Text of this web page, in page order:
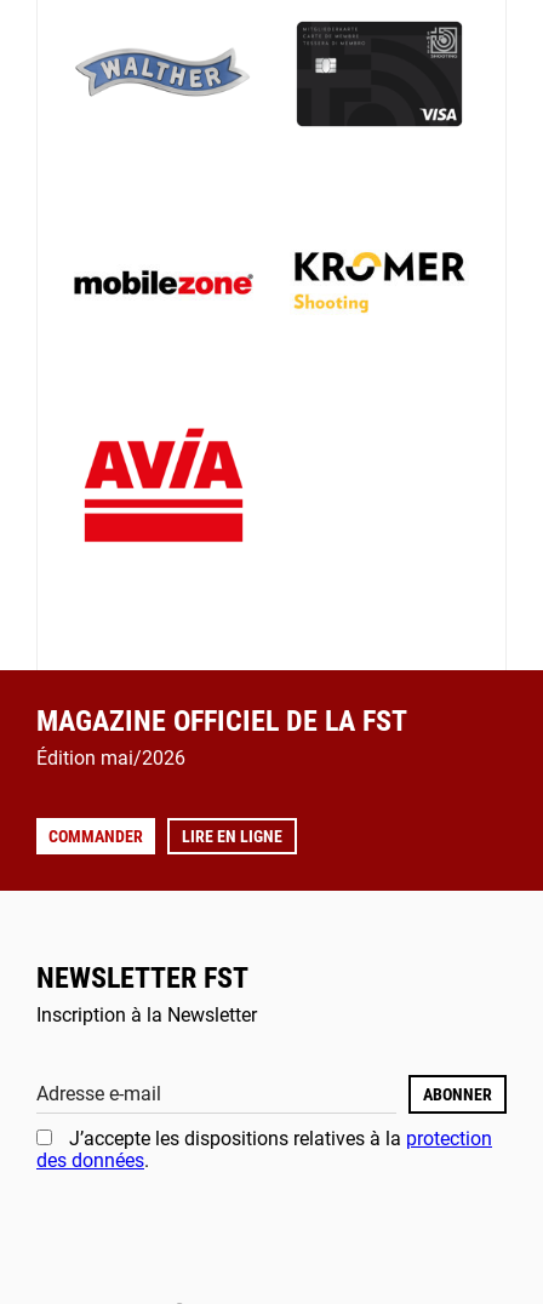
MAGAZINE OFFICIEL DE LA FST
Édition mai/2026
COMMANDER LIRE EN LIGNE
NEWSLETTER FST
Inscription à la Newsletter
Adresse e-mail ABONNER
J’accepte les dispositions relatives à la protection
des données.